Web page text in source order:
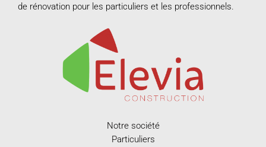
de rénovation pour les particuliers et les professionnels.
Notre société
Particuliers